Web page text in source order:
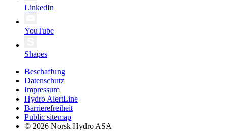
LinkedIn
YouTube
Shapes
Beschaffung
Datenschutz
Impressum
Hydro AlertLine
Barrierefreiheit
Public sitemap
© 2026 Norsk Hydro ASA